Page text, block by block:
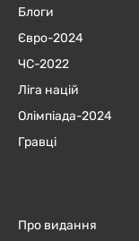
Блоги
Євро-2024
ЧC-2022
Ліга націй
Олімпіада-2024
Гравці
Про видання